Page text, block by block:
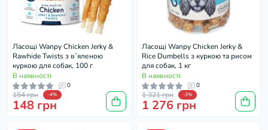
Ласощі Wanpy Chicken Jerky &
Rawhide Twists з в`яленою
куркою для собак, 100 г
В наявності
0
154 грн -4%
148 грн
Ласощі Wanpy Chicken Jerky &
Rice Dumbells з куркою та рисом
для собак, 1 кг
В наявності
0
1 321 грн -3%
1 276 грн